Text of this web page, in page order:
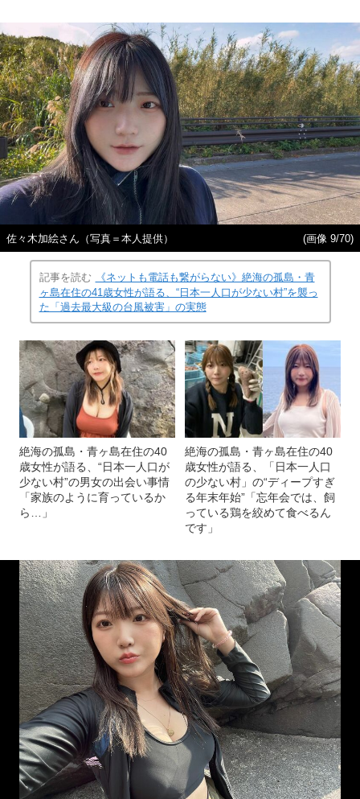
佐々木加絵さん（写真＝本人提供） (画像 9/70)
記事を読む
《ネットも電話も繋がらない》絶海の孤島・青
ヶ島在住の41歳女性が語る、“日本一人口が少ない村”を襲っ
た「過去最大級の台風被害」の実態
絶海の孤島・青ヶ島在住の40
歳女性が語る、“日本一人口が
少ない村”の男女の出会い事情
「家族のように育っているか
ら…」
絶海の孤島・青ヶ島在住の40
歳女性が語る、「日本一人口
の少ない村」の“ディープすぎ
る年末年始”「忘年会では、飼
っている鶏を絞めて食べるん
です」